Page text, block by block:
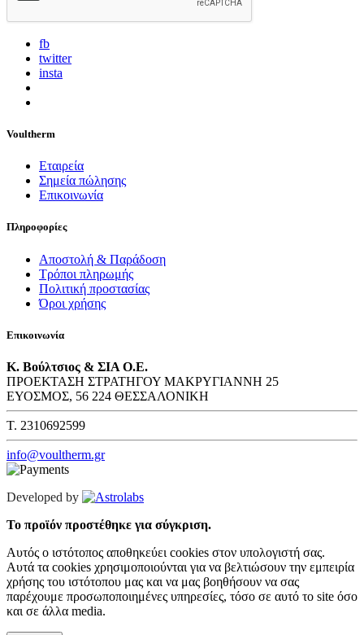
fb
twitter
insta
Voultherm
Εταιρεία
Σημεία πώλησης
Επικοινωνία
Πληροφορίες
Αποστολή & Παράδοση
Τρόποι πληρωμής
Πολιτική προστασίας
Όροι χρήσης
Επικοινωνία
Κ. Βούλτσιος & ΣΙΑ Ο.Ε.
ΠΡΟΕΚΤΑΣΗ ΣΤΡΑΤΗΓΟΥ ΜΑΚΡΥΓΙΑΝΝΗ 25
ΕΥΟΣΜΟΣ, 56 224 ΘΕΣΣΑΛΟΝΙΚΗ
T. 2310692599
info@voultherm.gr
Developed by
Το προϊόν προστέθηκε για σύγκριση.
Αυτός ο ιστότοπος αποθηκεύει cookies στον υπολογιστή σας.
Αυτά τα cookies χρησιμοποιούνται για να βελτιώσουν την εμπειρία
χρήσης του ιστότοπου μας και να μας βοηθήσουν να σας
παρέχουμε προσωποποιημένες υπηρεσίες, τόσο σε αυτό το site όσο
και σε άλλα media.